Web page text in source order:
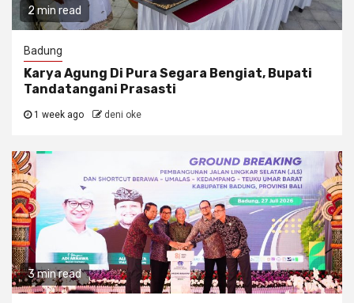
2 min read
Badung
Karya Agung Di Pura Segara Bengiat, Bupati
Tandatangani Prasasti
1 week ago deni oke
3 min read